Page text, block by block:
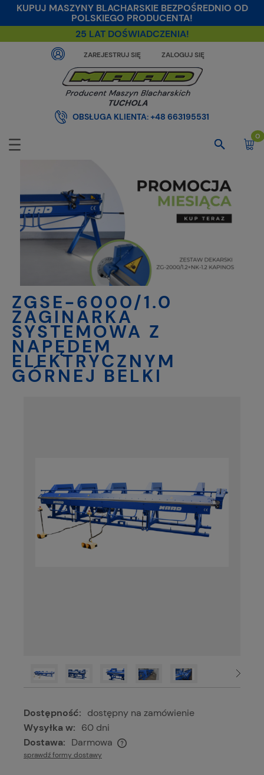
KUPUJ MASZYNY BLACHARSKIE BEZPOŚREDNIO OD
POLSKIEGO PRODUCENTA!
25 LAT DOŚWIADCZENIA!
ZAREJESTRUJ SIĘ ZALOGUJ SIĘ
OBSŁUGA KLIENTA:+48 663195531
ZGSE-6000/1.0
ZAGINARKA
SYSTEMOWA Z
NAPĘDEM
ELEKTRYCZNYM
GÓRNEJ BELKI
Dostępność: dostępny na zamówienie
Wysyłka w: 60 dni
Dostawa: Darmowa
Cena nie zawiera ewentualnych kosztów płatności
sprawdź formy dostawy